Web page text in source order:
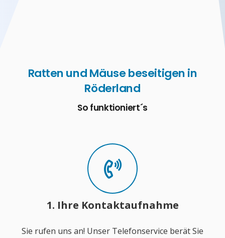
Ratten und Mäuse beseitigen in
Röderland
So funktioniert´s
1. Ihre Kontaktaufnahme
Sie rufen uns an! Unser Telefonservice berät Sie